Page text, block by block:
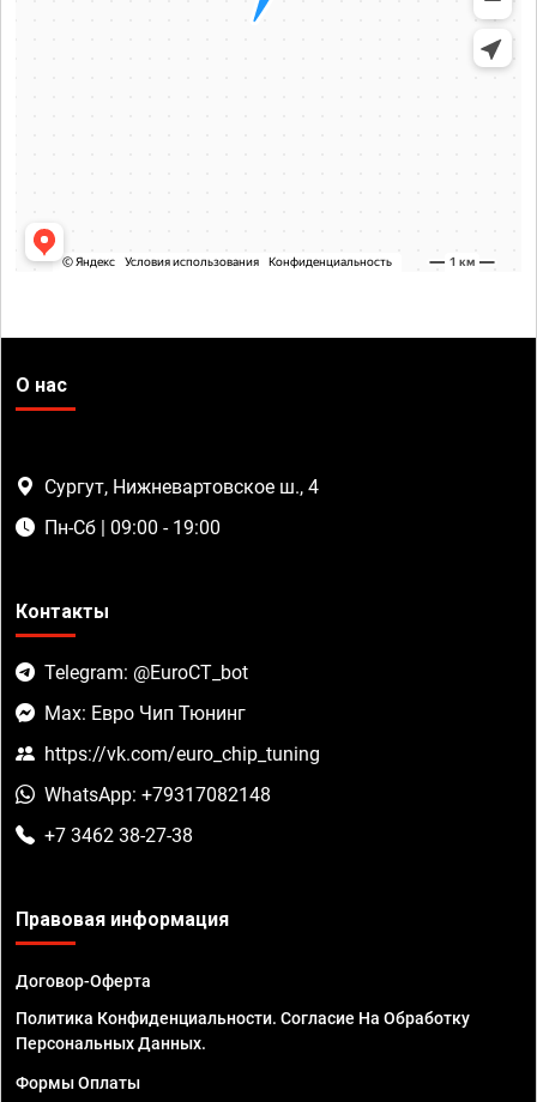
О нас
Сургут, Нижневартовское ш., 4
Пн-Сб | 09:00 - 19:00
Контакты
Telegram: @EuroCT_bot
Max: Евро Чип Тюнинг
https://vk.com/euro_chip_tuning
WhatsApp: +79317082148
+7 3462 38-27-38
Правовая информация
Договор-Оферта
Политика Конфиденциальности. Согласие На Обработку
Персональных Данных.
Формы Оплаты